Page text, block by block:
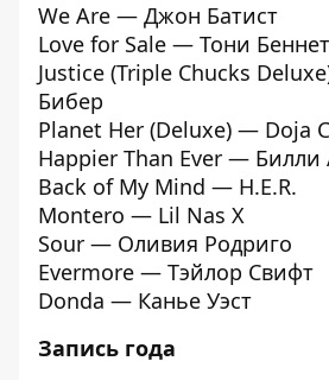
We Are — Джон Батист
Love for Sale — Тони
Justice (Triple Chucks
Бибер
Planet Her (Deluxe) — Doja
Happier Than Ever —
Back of My Mind — H.E.R.
Montero — Lil Nas X
Sour — Оливия Родриго
Evermore — Тэйлор Свифт
Donda — Канье Уэст
Запись года